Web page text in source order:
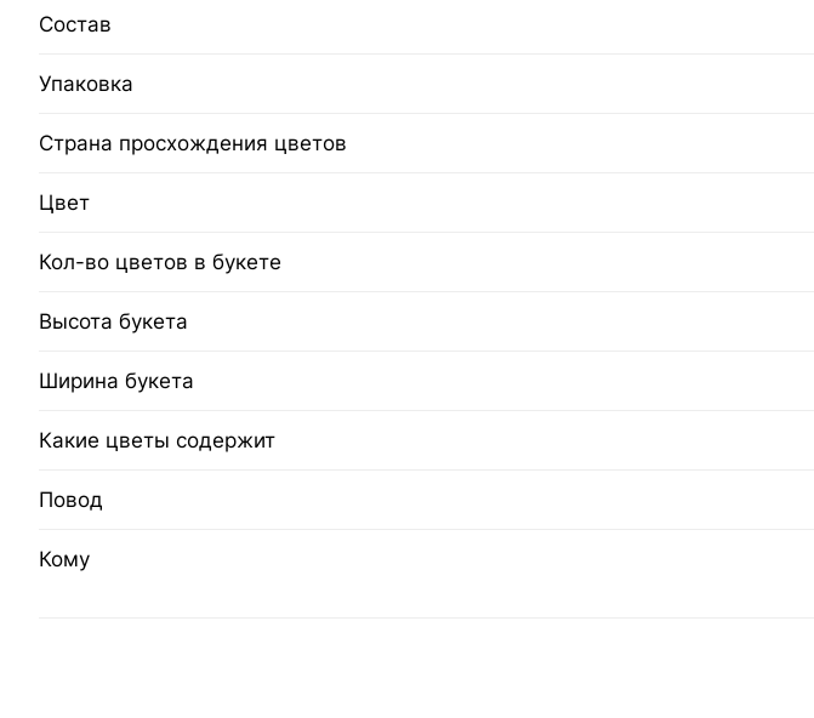
Состав
Упаковка
Страна просхождения цветов
Цвет
Кол-во цветов в букете
Высота букета
Ширина букета
Какие цветы содержит
Повод
Кому